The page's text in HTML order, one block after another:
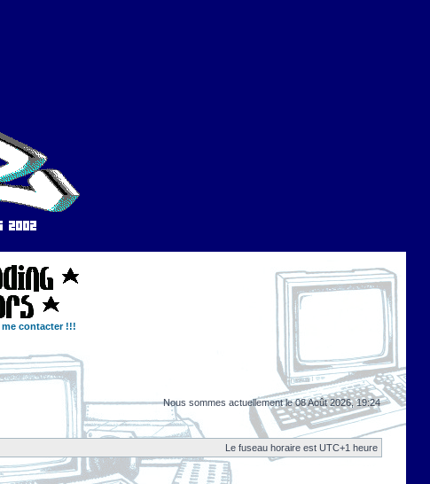
me contacter !!!
Nous sommes actuellement le 08 Août 2026, 19:24
Le fuseau horaire est UTC+1 heure